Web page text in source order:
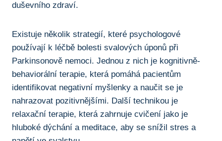
duševního zdraví.
Existuje několik strategií, které psychologové
používají k léčbě bolesti⁤ svalových úponů při
⁢Parkinsonově nemoci. Jednou z nich je kognitivně-
behaviorální terapie, která pomáhá pacientům⁤
identifikovat negativní myšlenky⁣ a naučit⁢ se je
nahrazovat pozitivnějšími. Další technikou je ​
relaxační terapie,⁢ která zahrnuje ⁢cvičení jako je
hluboké dýchání a meditace, aby se snížil stres a